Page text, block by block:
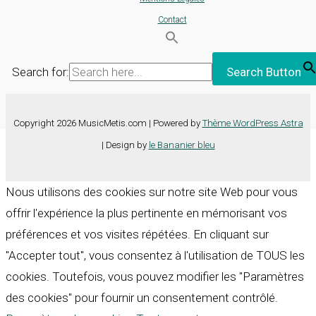
Contact
Search for: Search Button
Copyright 2026 MusicMetis.com | Powered by Thème WordPress Astra
| Design by le Bananier bleu
Nous utilisons des cookies sur notre site Web pour vous
offrir l'expérience la plus pertinente en mémorisant vos
préférences et vos visites répétées. En cliquant sur
"Accepter tout", vous consentez à l'utilisation de TOUS les
cookies. Toutefois, vous pouvez modifier les "Paramètres
des cookies" pour fournir un consentement contrôlé.